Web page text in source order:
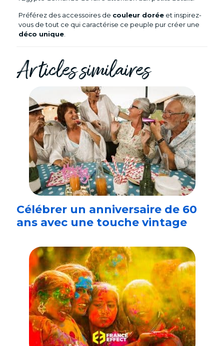
Préférez des accessoires de couleur doréeet inspirez-
vous de tout ce qui caractérise ce peuple pur créer une
déco unique.
Articles similaires
Célébrer un anniversaire de 60
ans avec une touche vintage